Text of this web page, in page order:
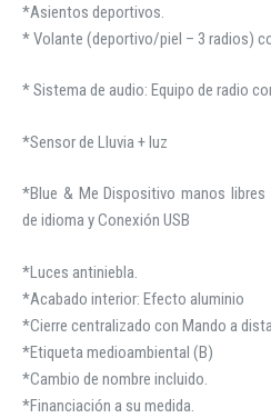
*Asientos deportivos.
* Volante (deportivo/piel – 3 radios)
* Sistema de audio: Equipo de radio
*Sensor de Lluvia + luz
*Blue & Me Dispositivo manos
de idioma y Conexión USB
*Luces antiniebla.
*Acabado interior: Efecto aluminio
*Cierre centralizado con Mando a
*Etiqueta medioambiental (B)
*Cambio de nombre incluido.
*Financiación a su medida.